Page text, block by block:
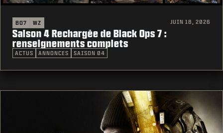
BO7 WZ JUIN 18, 2026
Saison 4 Rechargée de Black Ops 7 :
renseignements complets
ACTUS ANNONCES SAISON 04